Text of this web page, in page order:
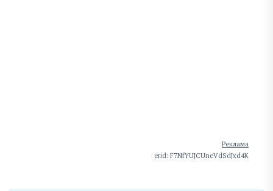
Реклама
erid: F7NfYUJCUneVdSdJxd4K